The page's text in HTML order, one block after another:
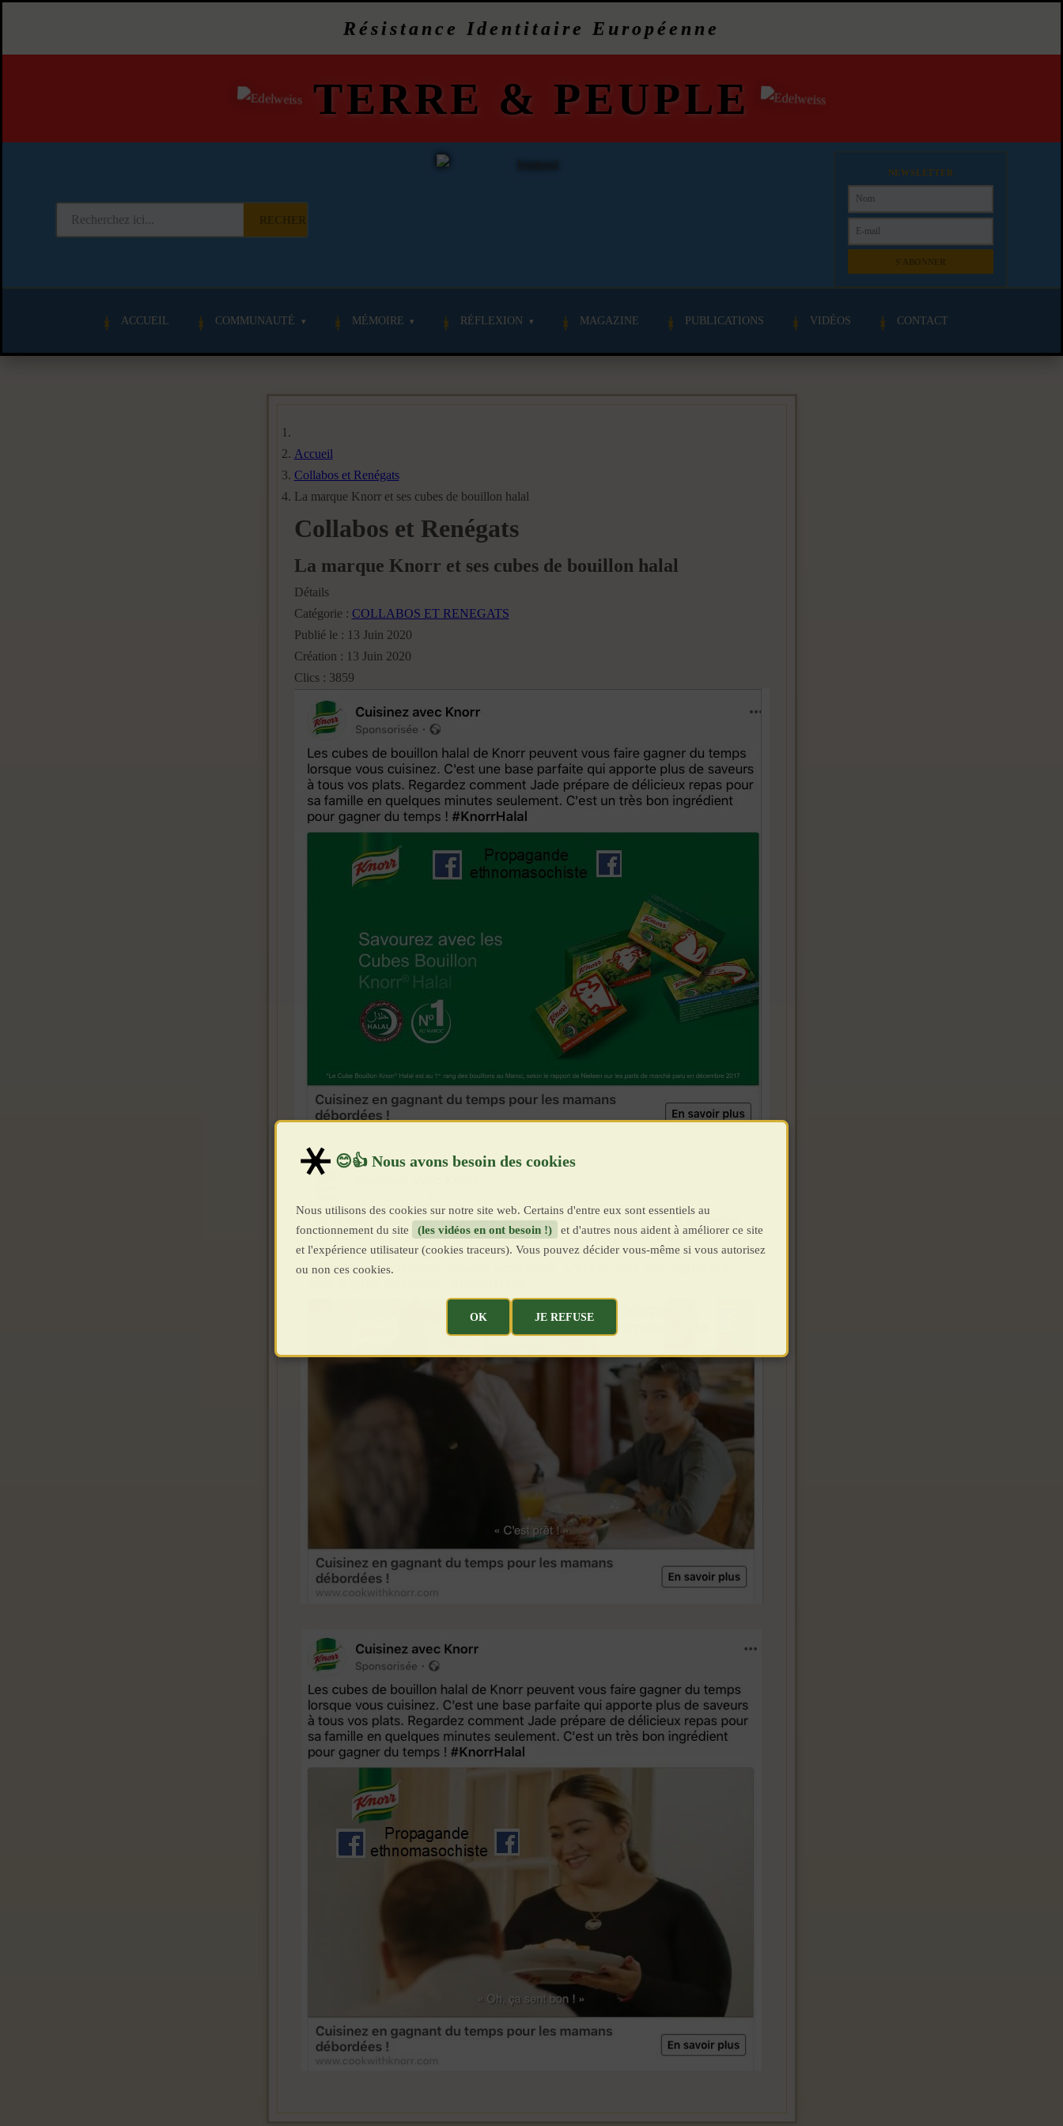
Résistance Identitaire Européenne
TERRE & PEUPLE
NEWSLETTER
ACCUEIL COMMUNAUTÉ MÉMOIRE RÉFLEXION MAGAZINE PUBLICATIONS VIDÉOS CONTACT
Accueil
Collabos et Renégats
La marque Knorr et ses cubes de bouillon halal
Collabos et Renégats
La marque Knorr et ses cubes de bouillon halal
Détails
Catégorie : COLLABOS ET RENEGATS
Publié le : 13 Juin 2020
Création : 13 Juin 2020
Clics : 3859
Nous utilisons des cookies sur notre site web. Certains d'entre eux sont essentiels au
fonctionnement du site
(les vidéos en ont besoin !)
et d'autres nous aident à améliorer ce site
et l'expérience utilisateur (cookies traceurs). Vous pouvez décider vous-même si vous autorisez
ou non ces cookies.
OK JE REFUSE